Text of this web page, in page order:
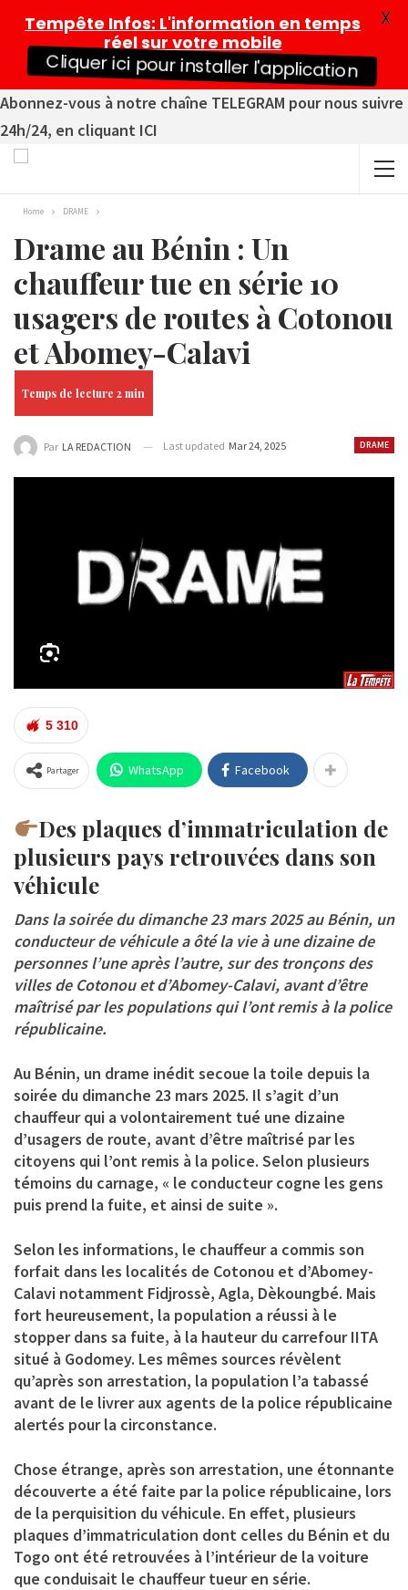
Abonnez-vous à notre chaîne TELEGRAM pour nous suivre
24h/24, en cliquant ICI
Home DRAME
Drame au Bénin : Un
chauffeur tue en série 10
usagers de routes à Cotonou
et Abomey-Calavi
DRAME
Par LA REDACTION Last updated Mar 24, 2025
5 310
Partager WhatsApp Facebook
Des plaques d’immatriculation de
plusieurs pays retrouvées dans son
véhicule
Dans la soirée du dimanche 23 mars 2025 au Bénin, un
conducteur de véhicule a ôté la vie à une dizaine de
personnes l’une après l’autre, sur des tronçons des
villes de Cotonou et d’Abomey-Calavi, avant d’être
maîtrisé par les populations qui l’ont remis à la police
républicaine.
Au Bénin, un drame inédit secoue la toile depuis la
soirée du dimanche 23 mars 2025. Il s’agit d’un
chauffeur qui a volontairement tué une dizaine
d’usagers de route, avant d’être maîtrisé par les
citoyens qui l’ont remis à la police. Selon plusieurs
témoins du carnage, « le conducteur cogne les gens
puis prend la fuite, et ainsi de suite ».
Selon les informations, le chauffeur a commis son
forfait dans les localités de Cotonou et d’Abomey-
Calavi notamment Fidjrossè, Agla, Dèkoungbé. Mais
fort heureusement, la population a réussi à le
stopper dans sa fuite, à la hauteur du carrefour IITA
situé à Godomey. Les mêmes sources révèlent
qu’après son arrestation, la population l’a tabassé
avant de le livrer aux agents de la police républicaine
alertés pour la circonstance.
Chose étrange, après son arrestation, une étonnante
découverte a été faite par la police républicaine, lors
de la perquisition du véhicule. En effet, plusieurs
plaques d’immatriculation dont celles du Bénin et du
Togo ont été retrouvées à l’intérieur de la voiture
que conduisait le chauffeur tueur en série.
Tempête Infos: L'information en temps
réel sur votre mobile
Cliquer ici pour installer l'application
X